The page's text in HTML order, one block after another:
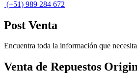
(+51) 989 284 672
Post Venta
Encuentra toda la información que
Venta de Repuestos